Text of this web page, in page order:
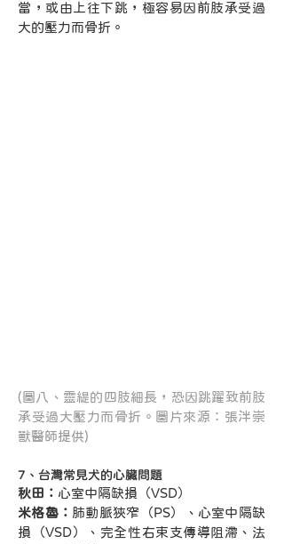
當，或由上往下跳，極容易因前肢承受過
大的壓力而骨折。
(圖八、靈緹的四肢細長，恐因跳躍致前肢
承受過大壓力而骨折。圖片來源：張泮崇
獸醫師提供)
7、台灣常見犬的心臟問題
秋田： 心室中隔缺損（VSD）
米格魯： 肺動脈狹窄（PS）、心室中隔缺
損（VSD）、完全性右束支傳導阻滯、法